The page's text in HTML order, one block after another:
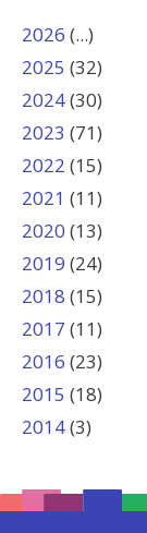
2026 (...)
2025 (32)
2024(30)
2023 (71)
2022 (15)
2021 (11)
2020 (13)
2019 (24)
2018 (15)
2017 (11)
2016 (23)
2015 (18)
2014(3)